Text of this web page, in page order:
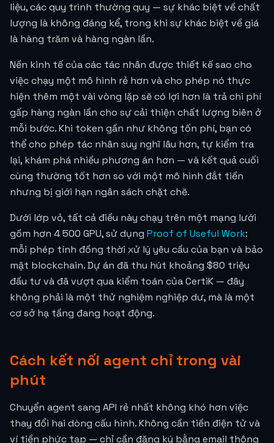
liệu, các quy trình thường quy — sự khác biệt về chất
lượng là không đáng kể, trong khi sự khác biệt về giá
là hàng trăm và hàng ngàn lần.
Nền kinh tế của các tác nhân được thiết kế sao cho
việc chạy một mô hình rẻ hơn và cho phép nó thực
hiện thêm một vài vòng lặp sẽ có lợi hơn là trả chi phí
gấp hàng ngàn lần cho sự cải thiện chất lượng biên ở
mỗi bước. Khi token gần như không tốn phí, bạn có
thể cho phép tác nhân suy nghĩ lâu hơn, tự kiểm tra
lại, khám phá nhiều phương án hơn — và kết quả cuối
cùng thường tốt hơn so với một mô hình đắt tiền
nhưng bị giới hạn ngân sách chặt chẽ.
Dưới lớp vỏ, tất cả điều này chạy trên một mạng lưới
gồm hơn 4 500 GPU, sử dụng Proof of Useful Work:
mỗi phép tính đồng thời xử lý yêu cầu của bạn và bảo
mật blockchain. Dự án đã thu hút khoảng $80 triệu
đầu tư và đã vượt qua kiểm toán của CertiK — đây
không phải là một thử nghiệm nghiệp dư, mà là một
cơ sở hạ tầng đang hoạt động.
Cách kết nối agent chỉ trong vài
phút
Chuyển agent sang API rẻ nhất không khó hơn việc
thay đổi hai dòng cấu hình. Không cần tiền điện tử và
ví tiền phức tạp — chỉ cần đăng ký bằng email thông